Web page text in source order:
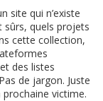
site qui n’existe
sûrs, quels projets
cette collection,
des listes
de jargon. Juste
victime.